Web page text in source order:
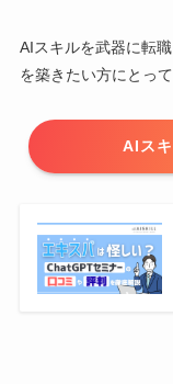
AIスキルを武器に転
を築きたい方にとっ
AIス